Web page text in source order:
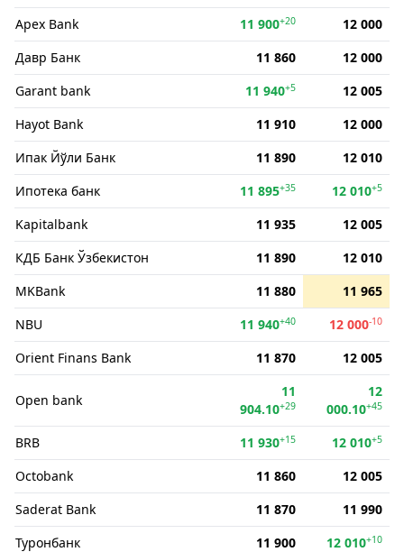
Apex Bank
11 900+20
12 000
Давр Банк
11 860
12 000
Garant bank
11 940+5
12 005
Hayot Bank
11 910
12 000
Ипак Йўли Банк
11 890
12 010
Ипотека банк
11 895+35 12 010+5
Kapitalbank 11 935
12 005
КДБ Банк Ўзбекистон
11 890
12 010
MKBank
11 880
11 965
NBU
11 940+40 12 000-10
Orient Finans Bank 11 870 12 005
Open bank
11
904.10+29
12
000.10+45
BRB 11 930+15 12 010+5
Octobank 11 860
12 005
Saderat Bank
11 870
11 990
Туронбанк
11 900 12 010+10